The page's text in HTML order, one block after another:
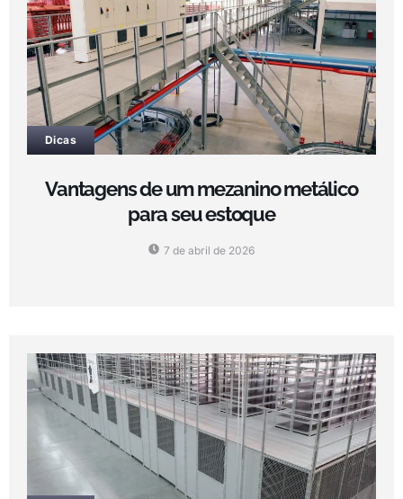
Dicas
Vantagens de um mezanino metálico
para seu estoque
7 de abril de 2026